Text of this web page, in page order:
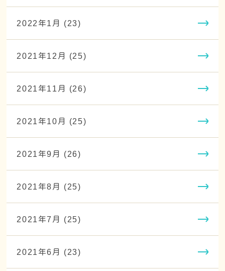
2022年1月 (23)
2021年12月 (25)
2021年11月 (26)
2021年10月 (25)
2021年9月 (26)
2021年8月 (25)
2021年7月 (25)
2021年6月 (23)